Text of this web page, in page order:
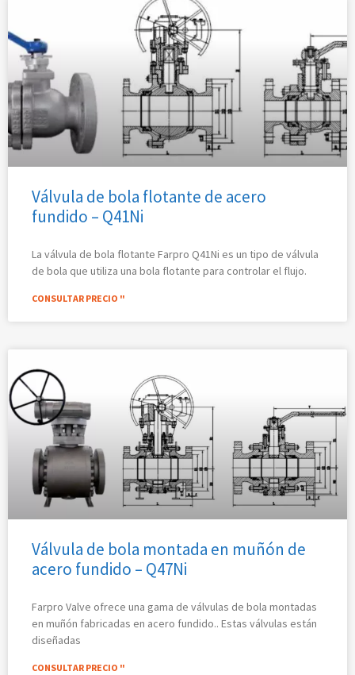
Válvula de bola flotante de acero
fundido – Q41Ni
La válvula de bola flotante Farpro Q41Ni es un tipo de válvula
de bola que utiliza una bola flotante para controlar el flujo.
CONSULTAR PRECIO "
Válvula de bola montada en muñón de
acero fundido – Q47Ni
Farpro Valve ofrece una gama de válvulas de bola montadas
en muñón fabricadas en acero fundido.. Estas válvulas están
diseñadas
CONSULTAR PRECIO "